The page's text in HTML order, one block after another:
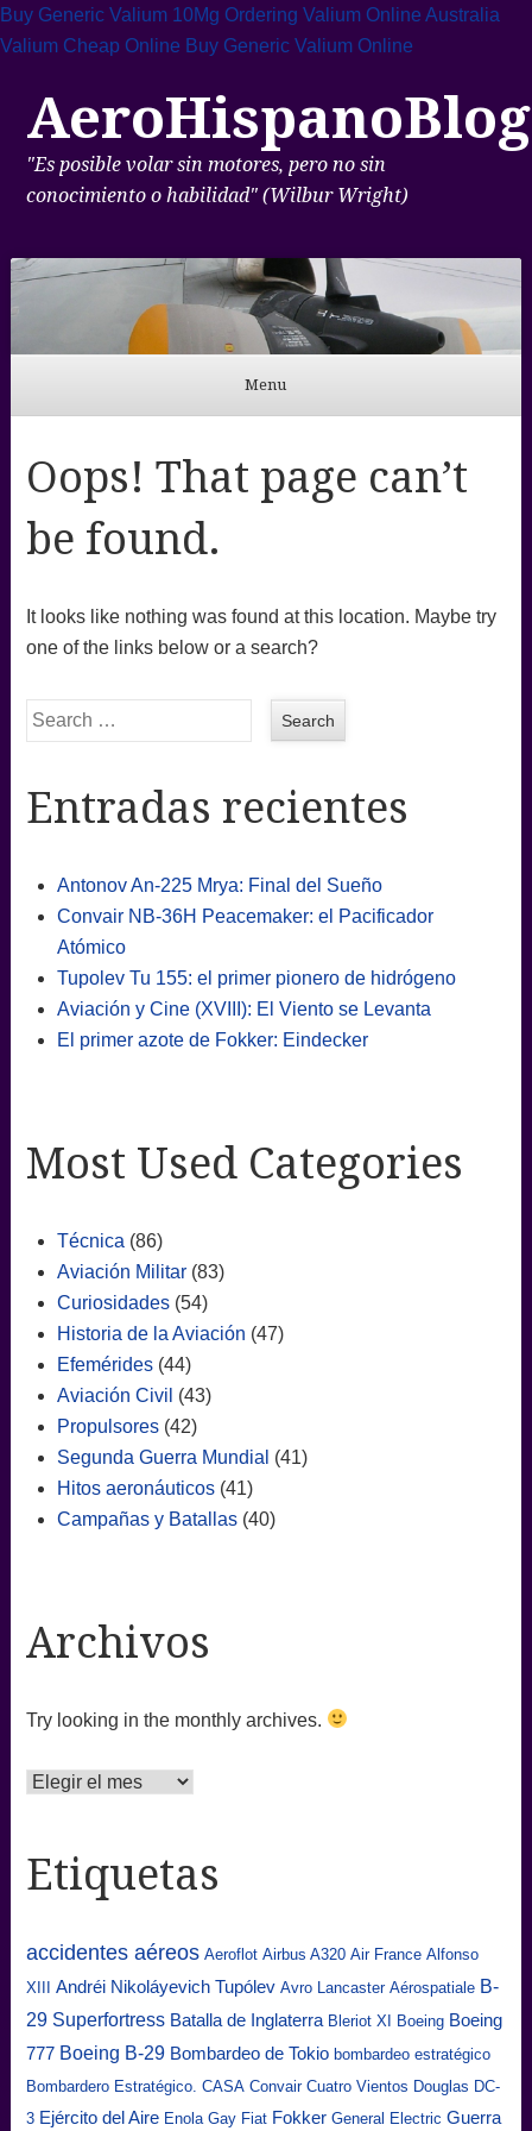
Buy Generic Valium 10Mg Ordering Valium Online Australia
Valium Cheap Online Buy Generic Valium Online
AeroHispanoBlog
"Es posible volar sin motores, pero no sin
conocimiento o habilidad" (Wilbur Wright)
Menu
Oops! That page can’t
be found.
It looks like nothing was found at this location. Maybe try
one of the links below or a search?
Search
Entradas recientes
Antonov An-225 Mrya: Final del Sueño
Convair NB-36H Peacemaker: el Pacificador
Atómico
Tupolev Tu 155: el primer pionero de hidrógeno
Aviación y Cine (XVIII): El Viento se Levanta
El primer azote de Fokker: Eindecker
Most Used Categories
Técnica (86)
Aviación Militar(83)
Curiosidades(54)
Historia de la Aviación (47)
Efemérides(44)
Aviación Civil (43)
Propulsores(42)
Segunda Guerra Mundial (41)
Hitos aeronáuticos(41)
Campañas y Batallas(40)
Archivos
Try looking in the monthly archives.
Archivos
Etiquetas
accidentes aéreos Aeroflot Airbus A320 Air France Alfonso
XIII Andréi Nikoláyevich Tupólev Avro Lancaster Aérospatiale B-
29 Superfortress Batalla de Inglaterra Bleriot XI Boeing Boeing
777 Boeing B-29 Bombardeo de Tokio bombardeo estratégico
Bombardero Estratégico. CASA Convair Cuatro Vientos Douglas DC-
3 Ejército del Aire Enola Gay Fiat Fokker General Electric Guerra